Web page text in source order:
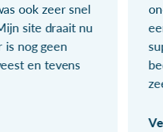
ook zeer snel
site draait nu
is nog geen
en tevens